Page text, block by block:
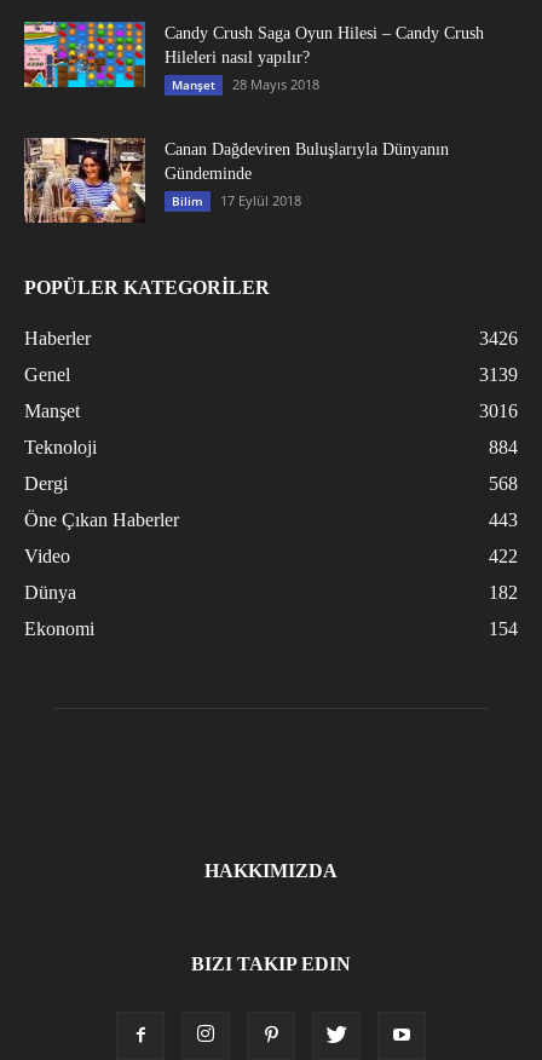
Candy Crush Saga Oyun Hilesi – Candy Crush
Hileleri nasıl yapılır?
Manşet 28 Mayıs 2018
Canan Dağdeviren Buluşlarıyla Dünyanın
Gündeminde
Bilim 17 Eylül 2018
POPÜLER KATEGORİLER
Haberler
3426
Genel
3139
Manşet
3016
Teknoloji
884
Dergi
568
Öne Çıkan Haberler
443
Video
422
Dünya
182
Ekonomi
154
HAKKIMIZDA
BIZI TAKIP EDIN